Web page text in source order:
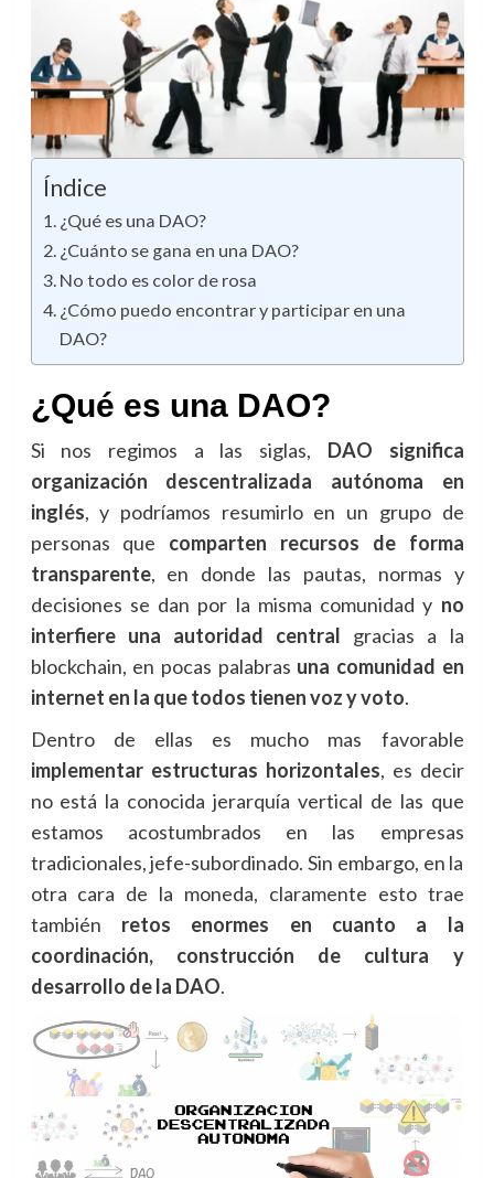
Índice
¿Qué es una DAO?
¿Cuánto se gana en una DAO?
No todo es color de rosa
¿Cómo puedo encontrar y participar en una
DAO?
¿Qué es una DAO?
Si nos regimos a las siglas, DAO significa
organización descentralizada autónoma en
inglés, y podríamos resumirlo en un grupo de
personas que comparten recursos de forma
transparente, en donde las pautas, normas y
decisiones se dan por la misma comunidad y no
interfiere una autoridad central gracias a la
blockchain, en pocas palabras una comunidad en
internet en la que todos tienen voz y voto.
Dentro de ellas es mucho mas favorable
implementar estructuras horizontales, es decir
no está la conocida jerarquía vertical de las que
estamos acostumbrados en las empresas
tradicionales, jefe-subordinado. Sin embargo, en la
otra cara de la moneda, claramente esto trae
también retos enormes en cuanto a la
coordinación, construcción de cultura y
desarrollo de la DAO.